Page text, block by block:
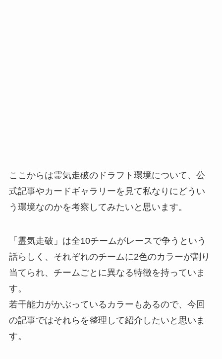
ここからは霊気走破のドラフト環境について、公
式記事やカードギャラリーを見て私なりにどうい
う環境なのかを考察してみたいと思います。
「霊気走破」は全10チームがレースで争うという
話らしく、それぞれのチームに2色のカラーが割り
当てられ、チームごとに異なる特徴を持っていま
す。
若干能力がかぶっているカラーもあるので、今回
の記事ではそれらを整理して紹介したいと思いま
す。